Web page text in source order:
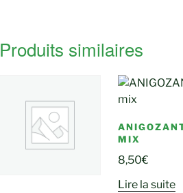
Produits similaires
MIX
8,50€
Lire la suite